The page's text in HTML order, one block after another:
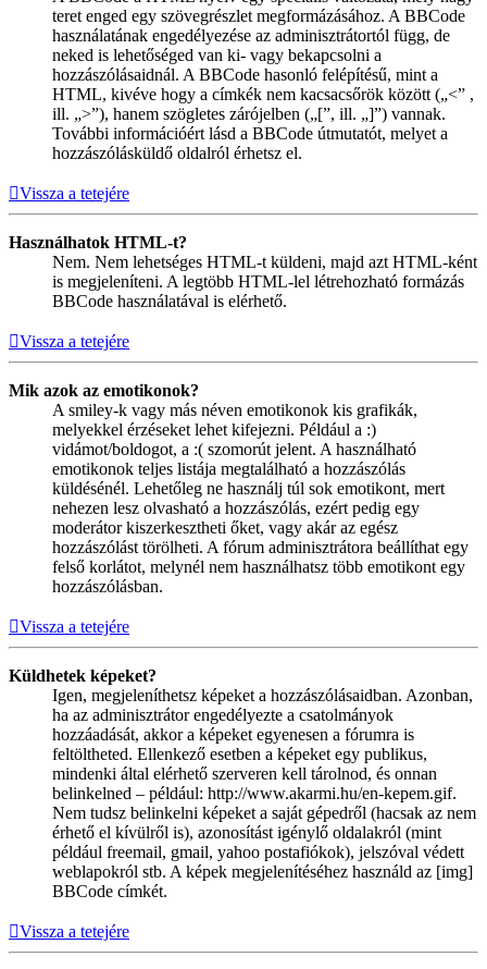
teret enged egy szövegrészlet megformázásához. A BBCode
használatának engedélyezése az adminisztrátortól függ, de
neked is lehetőséged van ki- vagy bekapcsolni a
hozzászólásaidnál. A BBCode hasonló felépítésű, mint a
HTML, kivéve hogy a címkék nem kacsacsőrök között („<” ,
ill. „>”), hanem szögletes zárójelben („[”, ill. „]”) vannak.
További információért lásd a BBCode útmutatót, melyet a
hozzászólásküldő oldalról érhetsz el.
Vissza a tetejére
Használhatok HTML-t?
Nem. Nem lehetséges HTML-t küldeni, majd azt HTML-ként
is megjeleníteni. A legtöbb HTML-lel létrehozható formázás
BBCode használatával is elérhető.
Vissza a tetejére
Mik azok az emotikonok?
A smiley-k vagy más néven emotikonok kis grafikák,
melyekkel érzéseket lehet kifejezni. Például a :)
vidámot/boldogot, a :( szomorút jelent. A használható
emotikonok teljes listája megtalálható a hozzászólás
küldésénél. Lehetőleg ne használj túl sok emotikont, mert
nehezen lesz olvasható a hozzászólás, ezért pedig egy
moderátor kiszerkesztheti őket, vagy akár az egész
hozzászólást törölheti. A fórum adminisztrátora beállíthat egy
felső korlátot, melynél nem használhatsz több emotikont egy
hozzászólásban.
Vissza a tetejére
Küldhetek képeket?
Igen, megjeleníthetsz képeket a hozzászólásaidban. Azonban,
ha az adminisztrátor engedélyezte a csatolmányok
hozzáadását, akkor a képeket egyenesen a fórumra is
feltöltheted. Ellenkező esetben a képeket egy publikus,
mindenki által elérhető szerveren kell tárolnod, és onnan
belinkelned – például: http://www.akarmi.hu/en-kepem.gif.
Nem tudsz belinkelni képeket a saját gépedről (hacsak az nem
érhető el kívülről is), azonosítást igénylő oldalakról (mint
például freemail, gmail, yahoo postafiókok), jelszóval védett
weblapokról stb. A képek megjelenítéséhez használd az [img]
BBCode címkét.
Vissza a tetejére